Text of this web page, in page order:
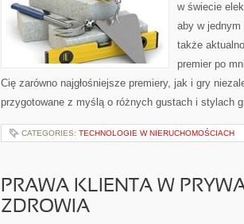
w świecie
aby w
także
premier po
Cię zarówno najgłośniejsze premiery, jak i gry
przygotowane z myślą o różnych gustach i stylach
CATEGORIES: TECHNOLOGIE W NIERUCHOMOŚCIACH
PRAWA KLIENTA W
ZDROWIA